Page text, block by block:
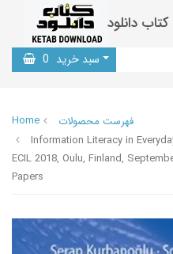
کتاب دانلود
سبد خرید 0
Home
فهرست محصولات
Information Literacy in
ECIL 2018, Oulu, Finland,
Papers